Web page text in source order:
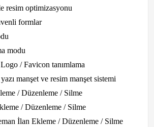
resim optimizasyonu
formlar
modu
/ Favicon tanımlama
manşet ve resim manşet sistemi
/ Düzenleme / Silme
/ Düzenleme / Silme
İlan Ekleme / Düzenleme / Silme